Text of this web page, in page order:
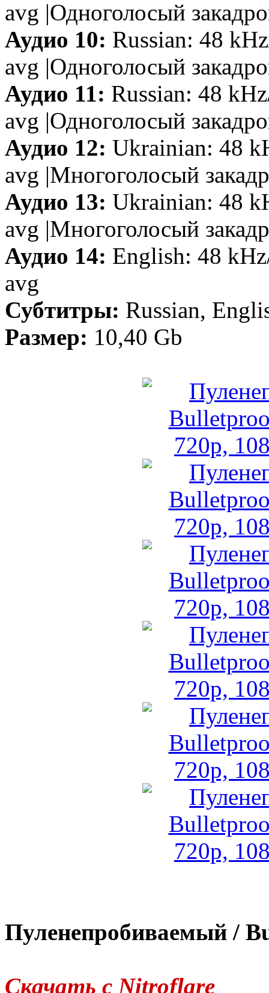
avg |Одноголосый
Аудио 10: Russian: 48
avg |Одноголосый
Аудио 11: Russian: 48
avg |Одноголосый
Аудио 12: Ukrainian: 48
avg |Многоголосый
Аудио 13: Ukrainian: 48
avg |Многоголосый
Аудио 14: English: 48
avg
Субтитры: Russian,
Размер: 10,40 Gb
Пуленепробиваемый /
Скачать с Nitroflare